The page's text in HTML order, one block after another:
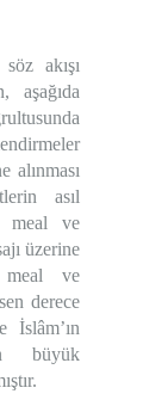
akışı
aşağıda
alınması
asıl
meal ve
üzerine
meal ve
derece
İslâm’ın
büyük